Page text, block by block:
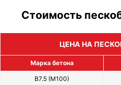
Стоимость
ЦЕНА НА
Марка бетона
В7.5 (М100)